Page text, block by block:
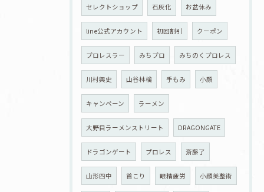
セレクトショップ 石灰化 お盆休み
line公式アカウント 初回割引 クーポン
プロレスラー みちプロ みちのくプロレス
川村興史 山谷林檎 手もみ 小顔
キャンペーン ラーメン
大野目ラーメンストリート DRAGONGATE
ドラゴンゲート プロレス 斎藤了
山形四中 首こり 眼精疲労 小顔美整術